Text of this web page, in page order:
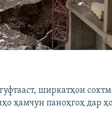
ширкатҳои
ҳамчун паноҳгоҳ дар